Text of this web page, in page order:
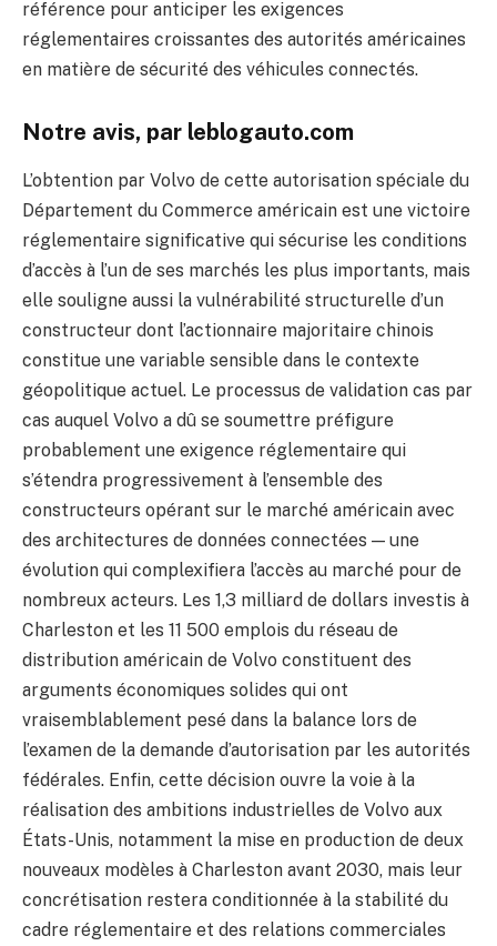
référence pour anticiper les exigences
réglementaires croissantes des autorités américaines
en matière de sécurité des véhicules connectés.
Notre avis, par leblogauto.com
L’obtention par Volvo de cette autorisation spéciale du
Département du Commerce américain est une victoire
réglementaire significative qui sécurise les conditions
d’accès à l’un de ses marchés les plus importants, mais
elle souligne aussi la vulnérabilité structurelle d’un
constructeur dont l’actionnaire majoritaire chinois
constitue une variable sensible dans le contexte
géopolitique actuel. Le processus de validation cas par
cas auquel Volvo a dû se soumettre préfigure
probablement une exigence réglementaire qui
s’étendra progressivement à l’ensemble des
constructeurs opérant sur le marché américain avec
des architectures de données connectées — une
évolution qui complexifiera l’accès au marché pour de
nombreux acteurs. Les 1,3 milliard de dollars investis à
Charleston et les 11 500 emplois du réseau de
distribution américain de Volvo constituent des
arguments économiques solides qui ont
vraisemblablement pesé dans la balance lors de
l’examen de la demande d’autorisation par les autorités
fédérales. Enfin, cette décision ouvre la voie à la
réalisation des ambitions industrielles de Volvo aux
États-Unis, notamment la mise en production de deux
nouveaux modèles à Charleston avant 2030, mais leur
concrétisation restera conditionnée à la stabilité du
cadre réglementaire et des relations commerciales